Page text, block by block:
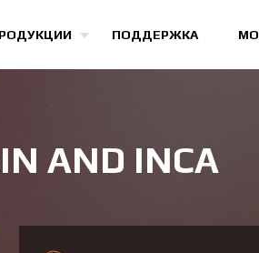
ПОДДЕРЖКА
Все игры
AND INCA